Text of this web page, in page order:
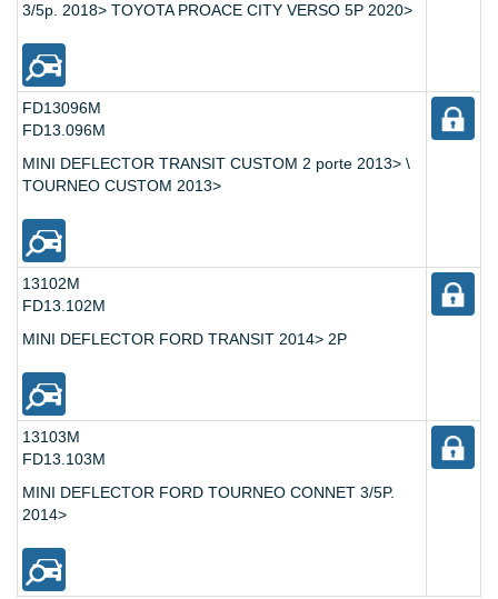
3/5p. 2018> TOYOTA PROACE CITY VERSO 5P 2020>
FD13096M
FD13.096M
MINI DEFLECTOR TRANSIT CUSTOM 2 porte 2013> \
TOURNEO CUSTOM 2013>
13102M
FD13.102M
MINI DEFLECTOR FORD TRANSIT 2014> 2P
13103M
FD13.103M
MINI DEFLECTOR FORD TOURNEO CONNET 3/5P.
2014>